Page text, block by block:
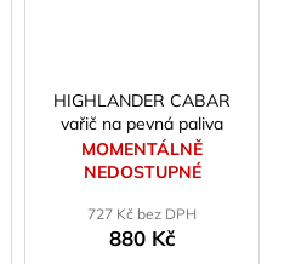
HIGHLANDER CABAR
vařič na pevná paliva
MOMENTÁLNĚ
NEDOSTUPNÉ
727 Kč bez DPH
880 Kč